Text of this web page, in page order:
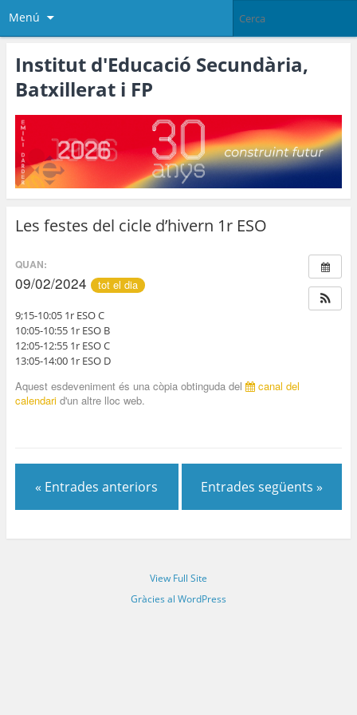
Menú
Institut d'Educació Secundària,
Batxillerat i FP
Les festes del cicle d’hivern 1r ESO
QUAN:
09/02/2024 tot el dia
9;15-10:05 1r ESO C
10:05-10:55 1r ESO B
12:05-12:55 1r ESO C
13:05-14:00 1r ESO D
Aquest esdeveniment és una còpia obtinguda del
canal del
calendarid'un altre lloc web.
« Entrades anteriors Entrades següents »
View Full Site
Gràcies al WordPress